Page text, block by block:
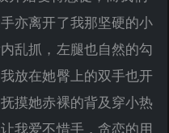
亦离开了我那坚硬的小
乱抓，左腿也自然的勾
放在她臀上的双手也开
摸她赤裸的背及穿小热
我爱不惜手，贪恋的用